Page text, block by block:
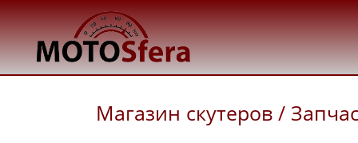
Магазин скутеров /